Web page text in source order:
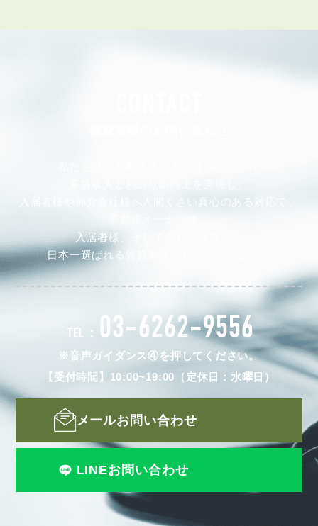
入居者様や仲介会社様へ人間くさい真心のある対応で、
入居者様、そして仲介会社様から
日本一選ばれる賃貸管理会社を目指します。
TEL： 03-6262-9556
※音声ガイダンス④を押してください。
【受付時間】10:00~19:00（定休日：水曜日）
メールお問い合わせ
LINEお問い合わせ